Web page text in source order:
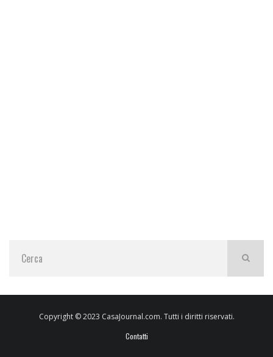
Copyright © 2023 CasaJournal.com. Tutti i diritti riservati.
Contatti